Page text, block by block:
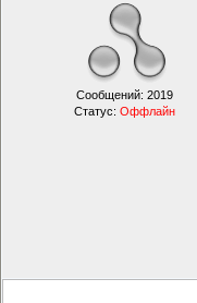
Сообщений: 2019
Статус: Оффлайн